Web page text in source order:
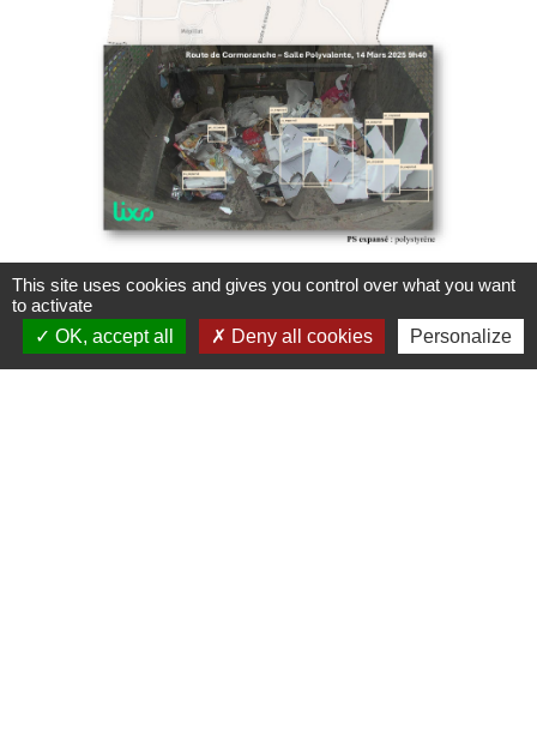
This site uses cookies and gives you control over what you want
to activate
OK, accept all
Deny all cookies Personalize